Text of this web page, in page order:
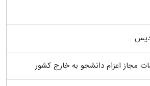
مجاز اعزام دانشجو به خارج کشور